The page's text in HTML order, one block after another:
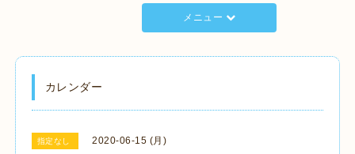
メニュー
カレンダー
指定なし 2020-06-15 (月)